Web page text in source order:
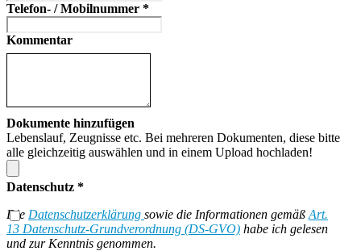
Telefon- / Mobilnummer *
Kommentar
Dokumente hinzufügen
Lebenslauf, Zeugnisse etc. Bei mehreren Dokumenten, diese bitte
alle gleichzeitig auswählen und in einem Upload hochladen!
Datenschutz *
Die Datenschutzerklärung sowie die Informationen gemäß Art.
13 Datenschutz-Grundverordnung (DS-GVO) habe ich gelesen
und zur Kenntnis genommen.